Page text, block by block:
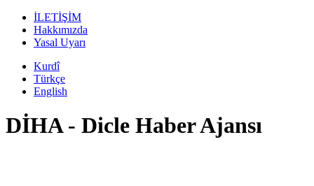
İLETİŞİM
Hakkımızda
Yasal Uyarı
Kurdî
Türkçe
English
DİHA - Dicle Haber Ajansı